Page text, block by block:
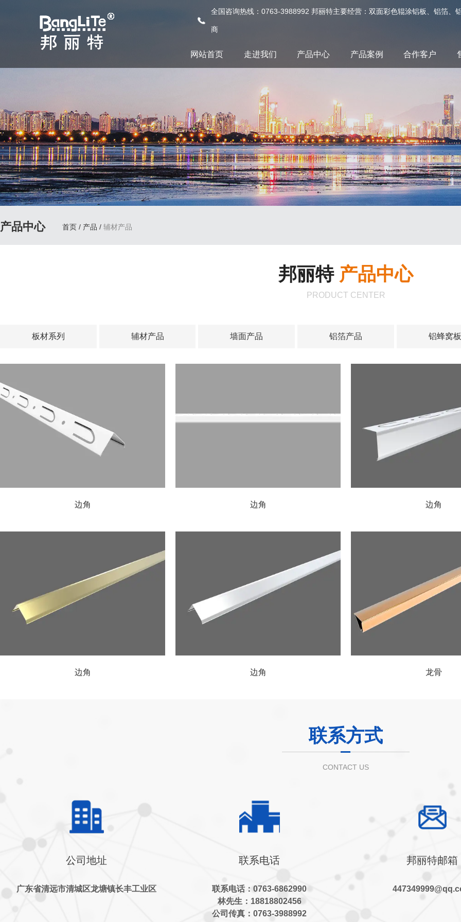
全国咨询热线：0763-3988992 邦丽特主要经营：双面彩色辊涂铝板、铝箔、
商
网站首页 走进我们 产品中心 产品案例 合作客户
产品中心 首页 / 产品 / 辅材产品
邦丽特 产品中心
PRODUCT CENTER
板材系列 辅材产品 墙面产品 铝箔产品 铝蜂窝板
边角 边角 边角
边角 边角 龙骨
联系方式
CONTACT US
公司地址
广东省清远市清城区龙塘镇长丰工业区
联系电话
联系电话：0763-6862990
林先生：18818802456
公司传真：0763-3988992
邦丽特邮箱